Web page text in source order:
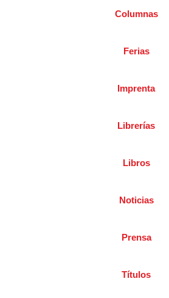
Columnas
Ferias
Imprenta
Librerías
Libros
Noticias
Prensa
Títulos